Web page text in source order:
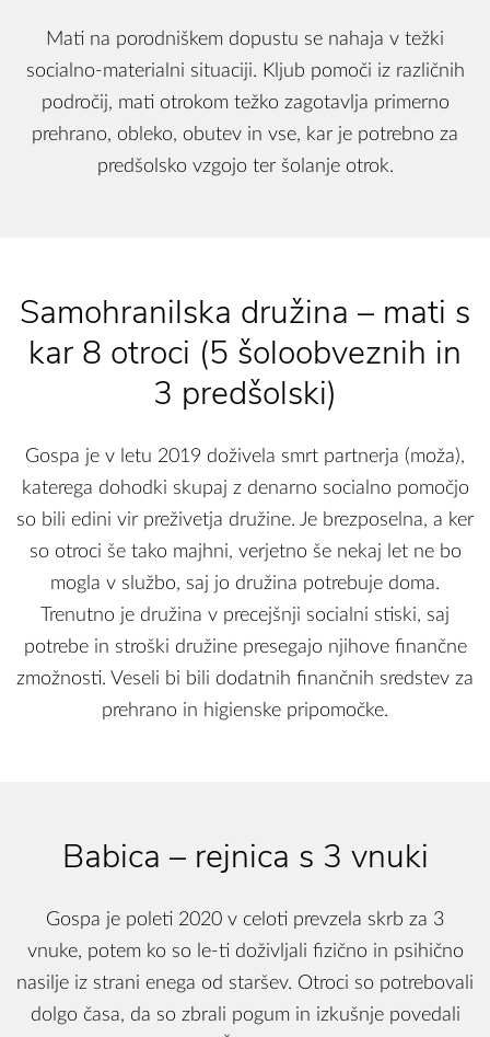
Mati na porodniškem dopustu se nahaja v težki
socialno-materialni situaciji. Kljub pomoči iz različnih
področij, mati otrokom težko zagotavlja primerno
prehrano, obleko, obutev in vse, kar je potrebno za
predšolsko vzgojo ter šolanje otrok.
Samohranilska družina – mati s
kar 8 otroci (5 šoloobveznih in
3 predšolski)
Gospa je v letu 2019 doživela smrt partnerja (moža),
katerega dohodki skupaj z denarno socialno pomočjo
so bili edini vir preživetja družine. Je brezposelna, a ker
so otroci še tako majhni, verjetno še nekaj let ne bo
mogla v službo, saj jo družina potrebuje doma.
Trenutno je družina v precejšnji socialni stiski, saj
potrebe in stroški družine presegajo njihove finančne
zmožnosti. Veseli bi bili dodatnih finančnih sredstev za
prehrano in higienske pripomočke.
Babica – rejnica s 3 vnuki
Gospa je poleti 2020 v celoti prevzela skrb za 3
vnuke, potem ko so le-ti doživljali fizično in psihično
nasilje iz strani enega od staršev. Otroci so potrebovali
dolgo časa, da so zbrali pogum in izkušnje povedali